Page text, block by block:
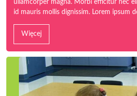
ullamcorper magna. Morbi efficitur nec
id mauris mollis dignissim. Lorem ipsum
Więcej